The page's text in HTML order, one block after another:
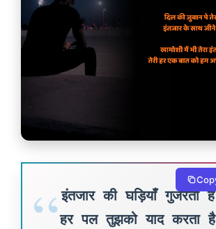
इंतजार की घड़ियाँ गुजरता
हर पल तुझको याद करता